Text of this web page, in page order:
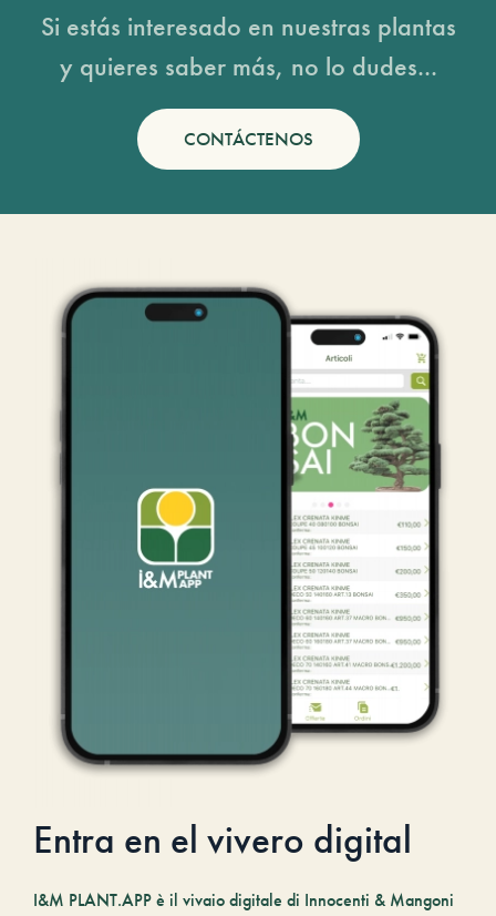
Si estás interesado en nuestras plantas
y quieres saber más, no lo dudes...
CONTÁCTENOS
Entra en el vivero digital
I&M PLANT.APP è il vivaio digitale di Innocenti & Mangoni